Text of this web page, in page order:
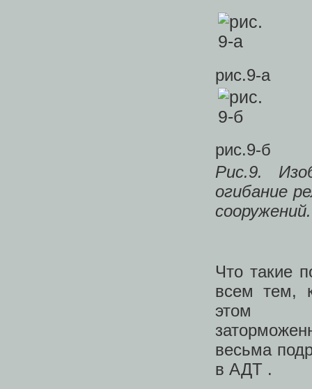
рис.9-а
рис.9-б
Рис.9.
огибание
сооружений.
Что такие
всем тем,
этом
весьма
в АДТ .